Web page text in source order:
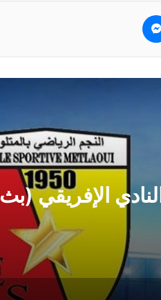
الإفريقي (بث